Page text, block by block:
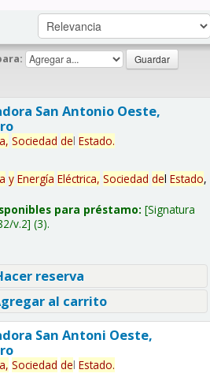
San Antonio Oeste,
Sociedad del Estado.
y Energía Eléctrica, Sociedad del Estado,
para préstamo: Signatura
v.2 (3).
reserva
al carrito
San Antoni Oeste,
Sociedad del Estado.